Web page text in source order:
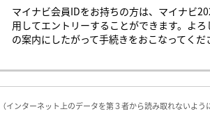
（２）当社は、会員への事前の通知なくして、
するものとします。
（３）会員は、システム障害などの事情により
の可能性があることを承諾するものとします。
○第５条（会員の禁止行為）
会員は以下の行為を行なわないものとします。
（１）他の会員、当社または第三者の著作権、
（２）他の会員、当社または第三者の財産、信
マイナビ会員IDをお持ちの方は、マイナビ
用してエントリーすることができます。よ
の案内にしたがって手続きをおこなってくだ
インターネット上のデータを第３者から読み取れないよう